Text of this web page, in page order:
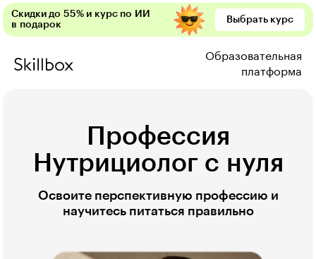
Скидки до 55% и курс по ИИ
в подарок
Выбрать курс
Образовательная
платформа
Профессия
Нутрициолог с нуля
Освоите перспективную профессию и
научитесь питаться правильно